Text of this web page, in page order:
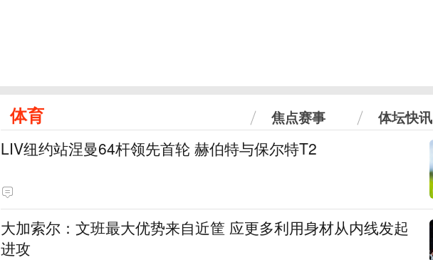
体育 焦点赛事 体坛快讯
LIV纽约站涅曼64杆领先首轮 赫伯特与保尔特T2
大加索尔：文班最大优势来自近筐 应更多利用身材从内线发起
进攻